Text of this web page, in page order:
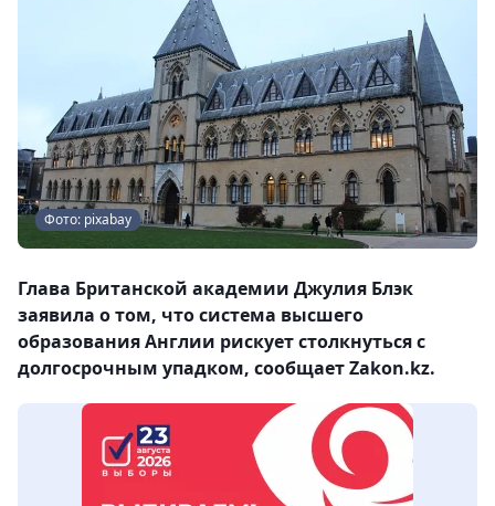
Фото: pixabay
Глава Британской академии Джулия Блэк
заявила о том, что система высшего
образования Англии рискует столкнуться с
долгосрочным упадком, сообщает Zakon.kz.